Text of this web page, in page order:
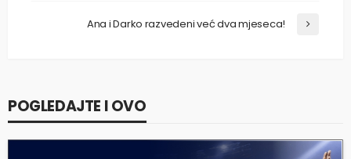
Ana i Darko razvedeni već dva mjeseca!
POGLEDAJTE I OVO